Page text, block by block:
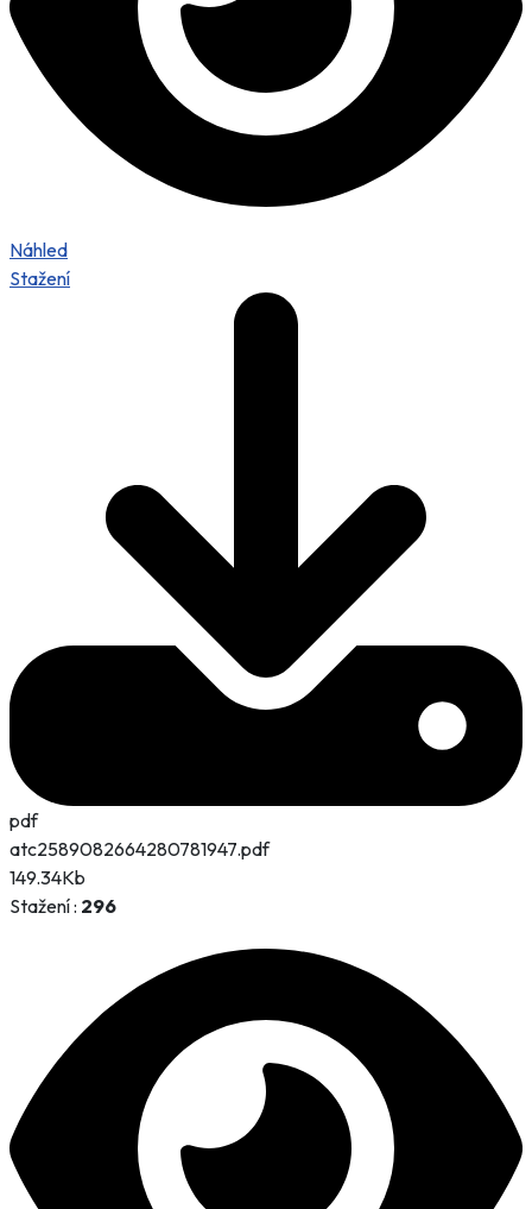
Náhled
Stažení
pdf
atc2589082664280781947.pdf
149.34Kb
Stažení : 296